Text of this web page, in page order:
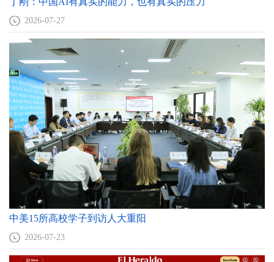
2026-07-27
中美15所高校学子到访人大重阳
2026-07-23